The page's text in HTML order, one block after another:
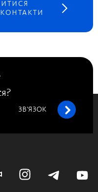
ЗВ’ЯЗОК